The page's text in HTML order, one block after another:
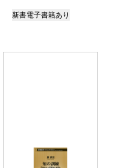
新書電子書籍あり